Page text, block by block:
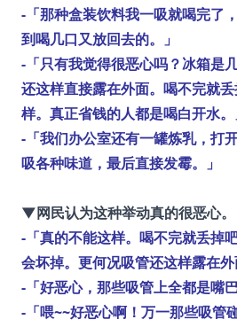
-「那种盒装饮料我一吸就喝完了
到喝几口又放回去的。」
-「只有我觉得很恶心吗？冰箱是
还这样直接露在外面。喝不完就
样。真正省钱的人都是喝白开水。
-「我们办公室还有一罐炼乳，打
吸各种味道，最后直接发霉。」
▼网民认为这种举动真的很恶心。
-「真的不能这样。喝不完就丢掉
会坏掉。更何况吸管还这样露在外
-「好恶心，那些吸管上全都是嘴
-「喂~~好恶心啊！万一那些吸管